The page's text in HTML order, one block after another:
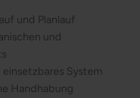
und Planlauf
und
einsetzbares System
Handhabung